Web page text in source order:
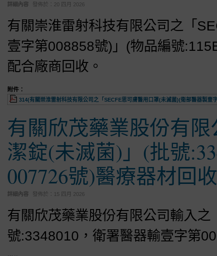
詳細內容 發佈於： 20 四月 2026
有關崇淮雷射科技有限公司之「
壹字第008858號)」(物品編號
配合廠商回收。
附件：
314(有關崇淮雷射科技有限公司之「SECFE思可膚醫用口罩(未滅菌)(衛部醫器製
有關欣茂藥業股份有
潔錠(未滅菌)」(批號
007726號)醫療器材回
詳細內容 發佈於： 15 四月 2026
有關欣茂藥業股份有限公司輸入之
號:3348010，衛署醫器輸壹字第